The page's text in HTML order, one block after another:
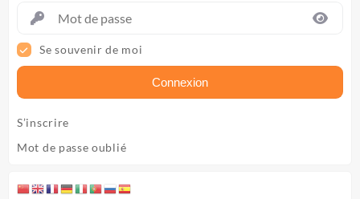
Se souvenir de moi
Connexion
S’inscrire
Mot de passe oublié